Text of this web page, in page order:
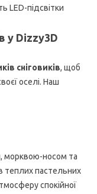
LED-підсвітки
у Dizzy3D
сніговиків, щоб
оселі. Наш
морквою-носом та
теплих пастельних
спокійної